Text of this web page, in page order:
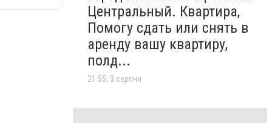
Центральный. Квартира,
Помогу сдать или снять в
аренду вашу квартиру,
полд...
21:55, 3 серпня